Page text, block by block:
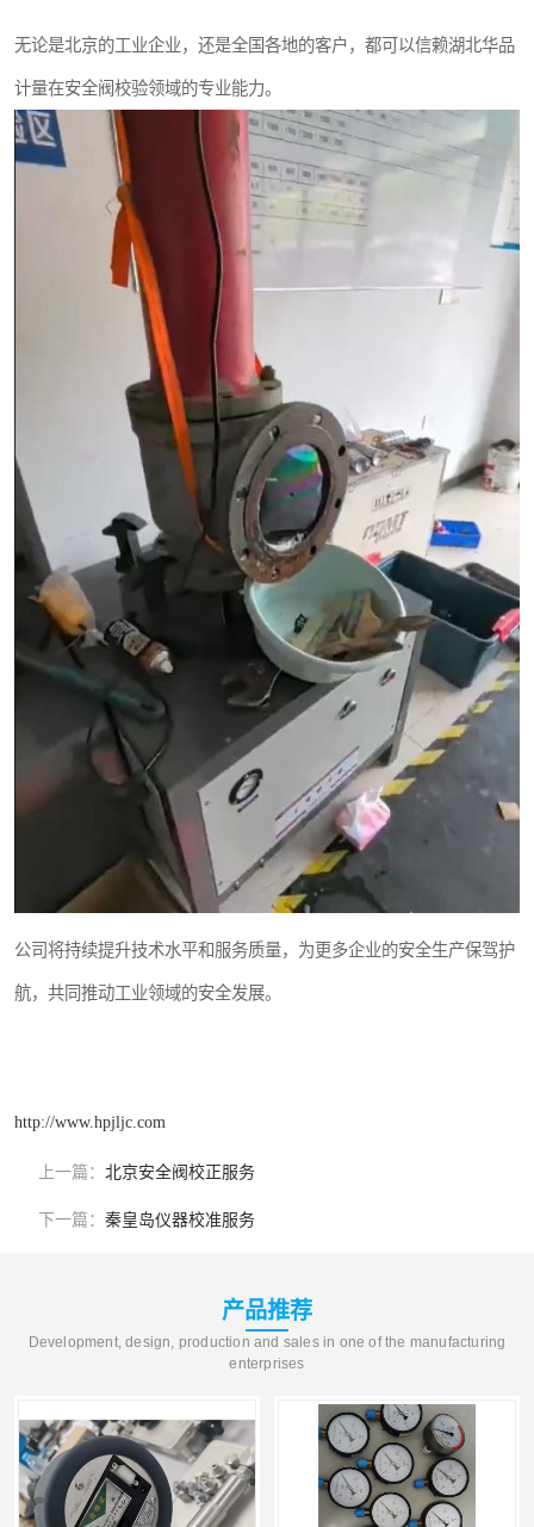
无论是北京的工业企业，还是全国各地的客户，都可以信赖湖北华品
计量在安全阀校验领域的专业能力。
公司将持续提升技术水平和服务质量，为更多企业的安全生产保驾护
航，共同推动工业领域的安全发展。
http://www.hpjljc.com
上一篇： 北京安全阀校正服务
下一篇： 秦皇岛仪器校准服务
产品推荐
Development, design, production and sales in one of the manufacturing
enterprises